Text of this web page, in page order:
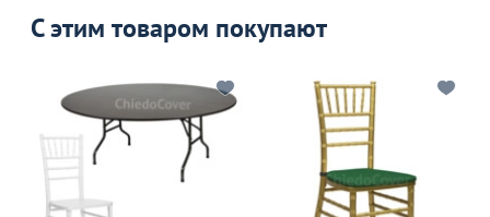
С этим товаром покупают